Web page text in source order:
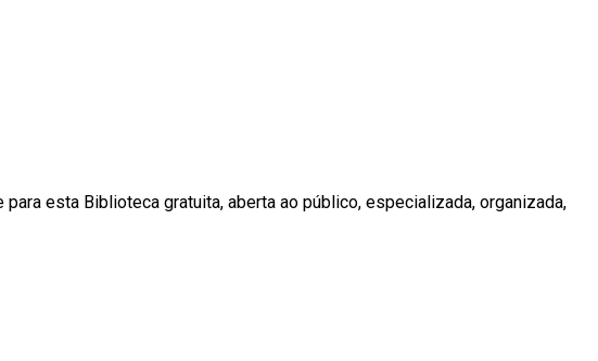
esta Biblioteca gratuita, aberta ao público, especializada, organizada,